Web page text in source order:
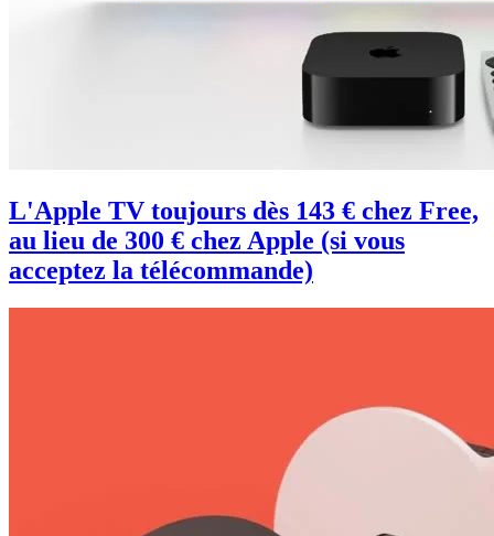
L'Apple TV toujours dès 143 € chez Free,
au lieu de 300 € chez Apple (si vous
acceptez la télécommande)